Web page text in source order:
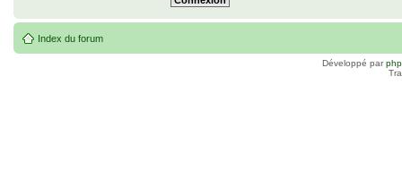
Index du forum
Développé par